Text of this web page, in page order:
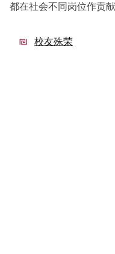
都在社会不同岗位作贡献
校友殊荣